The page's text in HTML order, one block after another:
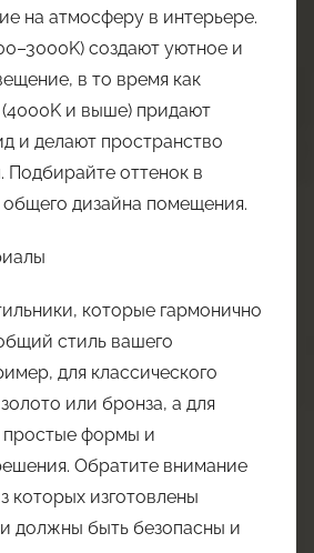
на атмосферу в интерьере.
создают уютное и
в то время как
и выше) придают
и делают пространство
Подбирайте оттенок в
дизайна помещения.
которые гармонично
стиль вашего
для классического
или бронза, а для
формы и
Обратите внимание
которых изготовлены
должны быть безопасны и